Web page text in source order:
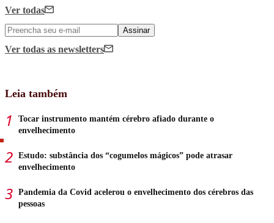
Ver todas
Assinar
Ver todas as newsletters
Leia também
Tocar instrumento mantém cérebro afiado durante o
envelhecimento
Estudo: substância dos “cogumelos mágicos” pode atrasar
envelhecimento
Pandemia da Covid acelerou o envelhecimento dos cérebros das
pessoas